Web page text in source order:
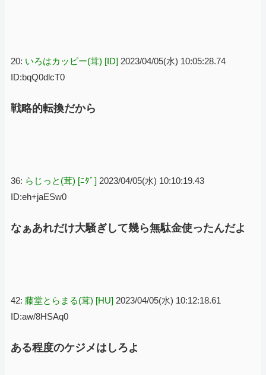
20: いろはカッピー(茸) [ID] 2023/04/05(水) 10:05:28.74
ID:bqQ0dlcT0
戦略的転換だから
36: らじっと(茸) [ﾆﾀﾞ] 2023/04/05(水) 10:10:19.43
ID:eh+jaESw0
なぁあれだけ大騒ぎして幾ら無駄金使ったんだよ
42: 藤堂とらまる(茸) [HU] 2023/04/05(水) 10:12:18.61
ID:aw/8HSAq0
ある程度のケジメはしろよ